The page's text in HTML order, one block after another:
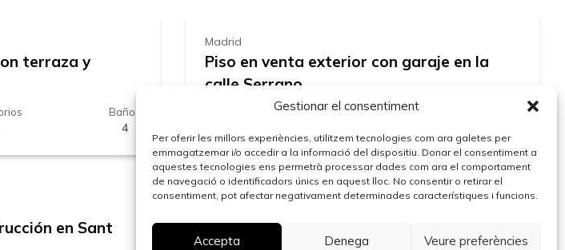
Gestionar el consentiment
Per oferir les millors experiències, utilitzem tecnologies com ara galetes per
emmagatzemar i/o accedir a la informació del dispositiu. Donar el consentiment a
aquestes tecnologies ens permetrà processar dades com ara el comportament
de navegació o identificadors únics en aquest lloc. No consentir o retirar el
consentiment, pot afectar negativament determinades característiques i funcions.
Accepta Denega Veure preferències
terraza y
Baños
4
Madrid
Piso en venta exterior con garaje en la
calle Serrano
Dormitorios
en Sant
592.000 €
Dúplex invertido con terraza panorámica